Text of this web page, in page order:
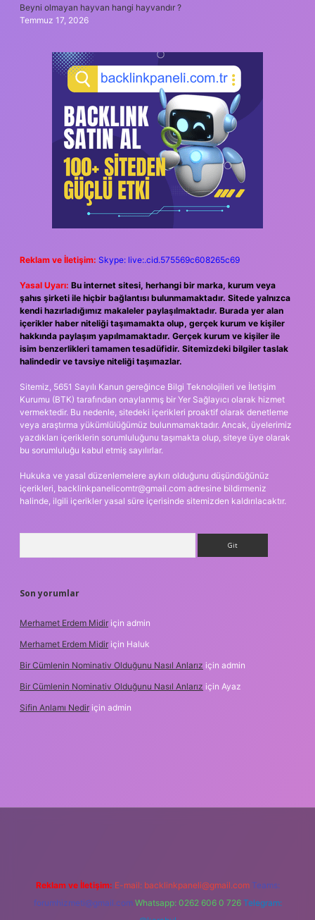
Beyni olmayan hayvan hangi hayvandır ?
Temmuz 17, 2026
Reklam ve İletişim: Skype: live:.cid.575569c608265c69
Yasal Uyarı: Bu internet sitesi, herhangi bir marka, kurum veya
şahıs şirketi ile hiçbir bağlantısı bulunmamaktadır. Sitede yalnızca
kendi hazırladığımız makaleler paylaşılmaktadır. Burada yer alan
içerikler haber niteliği taşımamakta olup, gerçek kurum ve kişiler
hakkında paylaşım yapılmamaktadır. Gerçek kurum ve kişiler ile
isim benzerlikleri tamamen tesadüfidir. Sitemizdeki bilgiler taslak
halindedir ve tavsiye niteliği taşımazlar.
Sitemiz, 5651 Sayılı Kanun gereğince Bilgi Teknolojileri ve İletişim
Kurumu (BTK) tarafından onaylanmış bir Yer Sağlayıcı olarak hizmet
vermektedir. Bu nedenle, sitedeki içerikleri proaktif olarak denetleme
veya araştırma yükümlülüğümüz bulunmamaktadır. Ancak, üyelerimiz
yazdıkları içeriklerin sorumluluğunu taşımakta olup, siteye üye olarak
bu sorumluluğu kabul etmiş sayılırlar.
Hukuka ve yasal düzenlemelere aykırı olduğunu düşündüğünüz
içerikleri, backlinkpanelicomtr@gmail.com adresine bildirmeniz
halinde, ilgili içerikler yasal süre içerisinde sitemizden kaldırılacaktır.
Son yorumlar
Merhamet Erdem Midir için admin
Merhamet Erdem Midir için Haluk
Bir Cümlenin Nominativ Olduğunu Nasıl Anlarız için admin
Bir Cümlenin Nominativ Olduğunu Nasıl Anlarız için Ayaz
Sifin Anlamı Nedir için admin
Reklam ve İletişim: E-mail: backlinkpaneli@gmail.com Teams:
forumhizmeti@gmail.com Whatsapp: 0262 606 0 726 Telegram: